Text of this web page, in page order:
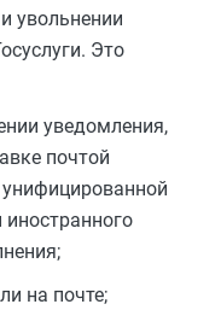
увольнении
Это
уведомления,
почтой
на почте;